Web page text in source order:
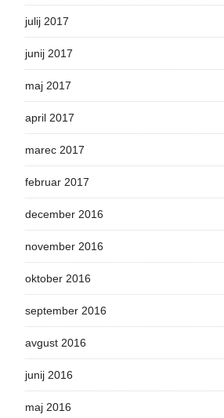
julij 2017
junij 2017
maj 2017
april 2017
marec 2017
februar 2017
december 2016
november 2016
oktober 2016
september 2016
avgust 2016
junij 2016
maj 2016